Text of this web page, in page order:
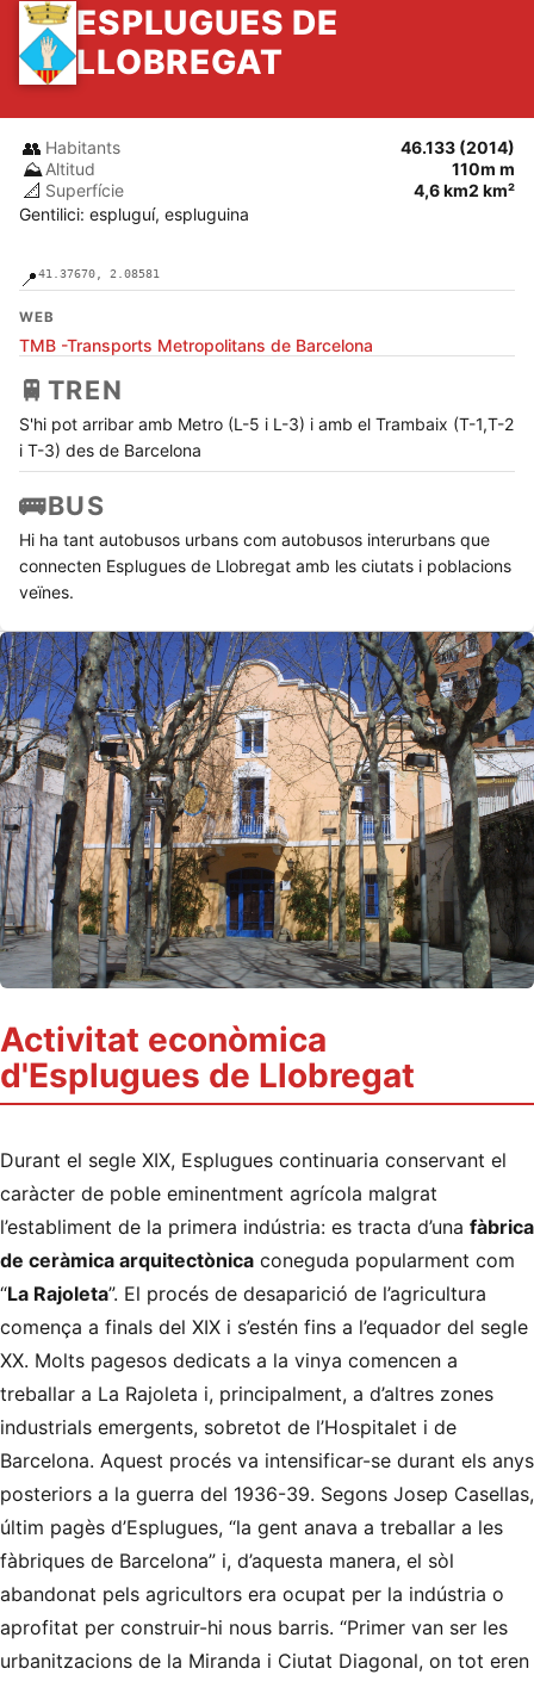
ESPLUGUES DE
LLOBREGAT
👥 Habitants 46.133 (2014)
⛰️ Altitud 110m m
📐 Superfície
4,6 km2 km²
Gentilici: espluguí, espluguina
📍41.37670, 2.08581
WEB
TMB -Transports Metropolitans de Barcelona
🚆 TREN
S'hi pot arribar amb Metro (L-5 i L-3) i amb el Trambaix (T-1,T-2
i T-3) des de Barcelona
🚌BUS
Hi ha tant autobusos urbans com autobusos interurbans que
connecten Esplugues de Llobregat amb les ciutats i poblacions
veïnes.
Activitat econòmica
d'Esplugues de Llobregat
Durant el segle XIX, Esplugues continuaria conservant el
caràcter de poble eminentment agrícola malgrat
l’establiment de la primera indústria: es tracta d’una fàbrica
de ceràmica arquitectònica coneguda popularment com
“La Rajoleta”. El procés de desaparició de l’agricultura
comença a finals del XIX i s’estén fins a l’equador del segle
XX. Molts pagesos dedicats a la vinya comencen a
treballar a La Rajoleta i, principalment, a d’altres zones
industrials emergents, sobretot de l’Hospitalet i de
Barcelona. Aquest procés va intensificar-se durant els anys
posteriors a la guerra del 1936-39. Segons Josep Casellas,
últim pagès d’Esplugues, “la gent anava a treballar a les
fàbriques de Barcelona” i, d’aquesta manera, el sòl
abandonat pels agricultors era ocupat per la indústria o
aprofitat per construir-hi nous barris. “Primer van ser les
urbanitzacions de la Miranda i Ciutat Diagonal, on tot eren